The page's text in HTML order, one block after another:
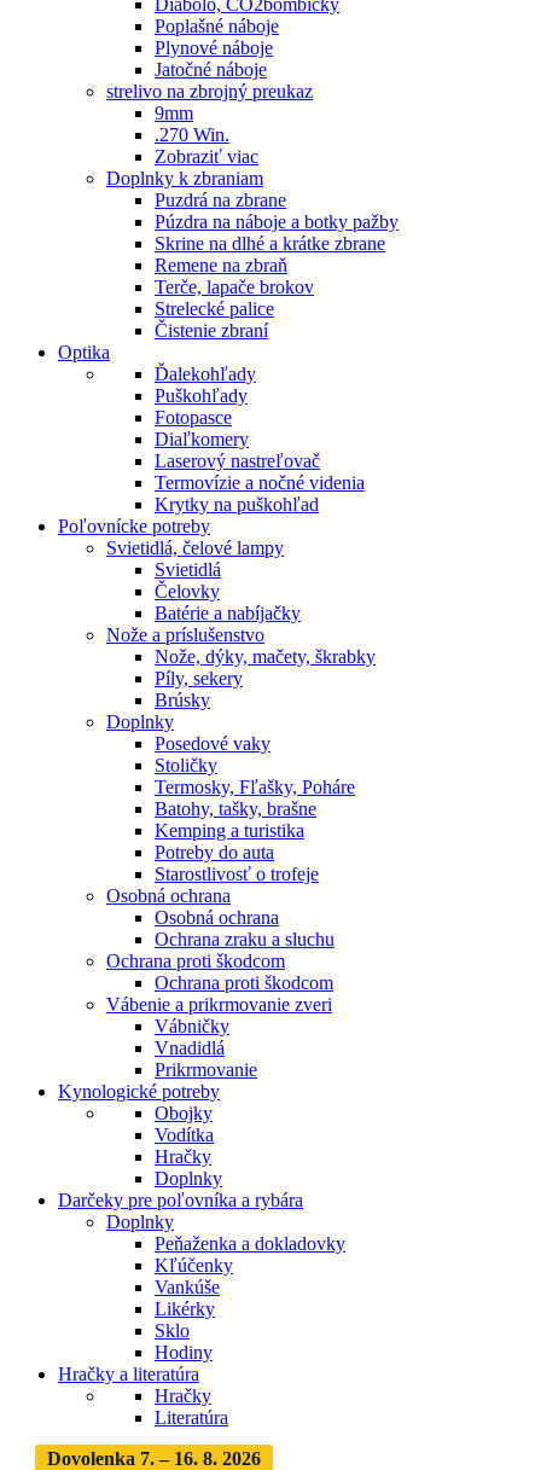
Diabolo, CO2bombičky
Poplašné náboje
Plynové náboje
Jatočné náboje
strelivo na zbrojný preukaz
9mm
.270 Win.
Zobraziť viac
Doplnky k zbraniam
Puzdrá na zbrane
Púzdra na náboje a botky pažby
Skrine na dlhé a krátke zbrane
Remene na zbraň
Terče, lapače brokov
Strelecké palice
Čistenie zbraní
Optika
Ďalekohľady
Puškohľady
Fotopasce
Diaľkomery
Laserový nastreľovač
Termovízie a nočné videnia
Krytky na puškohľad
Poľovnícke potreby
Svietidlá, čelové lampy
Svietidlá
Čelovky
Batérie a nabíjačky
Nože a príslušenstvo
Nože, dýky, mačety, škrabky
Píly, sekery
Brúsky
Doplnky
Posedové vaky
Stoličky
Termosky, Fľašky, Poháre
Batohy, tašky, brašne
Kemping a turistika
Potreby do auta
Starostlivosť o trofeje
Osobná ochrana
Osobná ochrana
Ochrana zraku a sluchu
Ochrana proti škodcom
Ochrana proti škodcom
Vábenie a prikrmovanie zveri
Vábničky
Vnadidlá
Prikrmovanie
Kynologické potreby
Obojky
Vodítka
Hračky
Doplnky
Darčeky pre poľovníka a rybára
Doplnky
Peňaženka a dokladovky
Kľúčenky
Vankúše
Likérky
Sklo
Hodiny
Hračky a literatúra
Hračky
Literatúra
Dovolenka 7. – 16. 8. 2026